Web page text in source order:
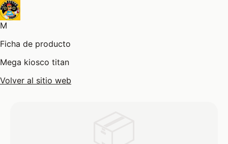
M
Ficha de producto
Mega kiosco titan
Volver al sitio web